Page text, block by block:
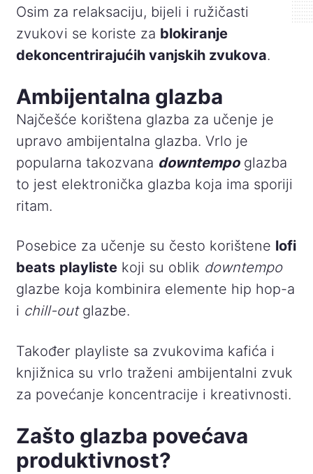
Osim za relaksaciju, bijeli i ružičasti
zvukovi se koriste za blokiranje
dekoncentrirajućih vanjskih zvukova.
Ambijentalna glazba
Najčešće korištena glazba za učenje je
upravo ambijentalna glazba. Vrlo je
popularna takozvana downtempoglazba
to jest elektronička glazba koja ima sporiji
ritam.
Posebice za učenje su često korištene lofi
beats playliste koji su oblik downtempo
glazbe koja kombinira elemente hip hop-a
i chill-outglazbe.
Također playliste sa zvukovima kafića i
knjižnica su vrlo traženi ambijentalni zvuk
za povećanje koncentracije i kreativnosti.
Zašto glazba povećava
produktivnost?